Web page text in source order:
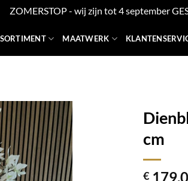
ZOMERSTOP - wij zijn tot 4 september
MAATWERK
cm
€